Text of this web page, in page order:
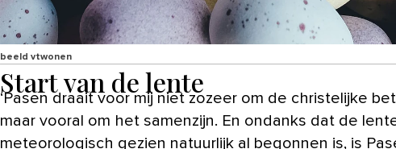
beeld vtwonen
Start van de lente
‘Pasen draait voor mij niet zozeer om de christelijke betekenis,
maar vooral om het samenzijn. En ondanks dat de
meteorologisch gezien natuurlijk al begonnen is, is